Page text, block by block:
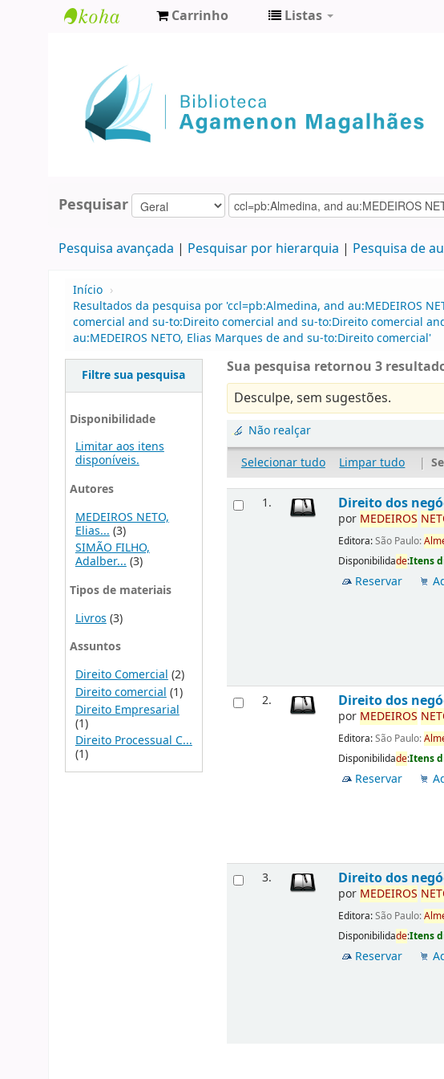
Agamenon
Magalhães
Carrinho Listas
Pesquisar
Pesquisa avançada Pesquisar por hierarquia Pesquisa de
Início ›
Resultados da pesquisa por 'ccl=pb:Almedina, and au:MEDEIROS
comercial and su-to:Direito comercial and su-to:Direito comercial
au:MEDEIROS NETO, Elias Marques de and su-to:Direito comercial'
Filtre sua pesquisa
Disponibilidade
Limitar aos itens
disponíveis.
Autores
MEDEIROS NETO,
Elias... (3)
SIMÃO FILHO,
Adalber...(3)
Tipos de materiais
Livros (3)
Assuntos
Direito Comercial (2)
Direito comercial (1)
Direito Empresarial
(1)
Direito Processual C...
(1)
Sua pesquisa retornou 3
Desculpe, sem sugestões.
Não realçar
Selecionar tudo
Limpar tudo |
1. Direito dos
por MEDEIROS
Editora:São Paulo:
Disponibilidade:Itens
Reservar
2. Direito dos
por MEDEIROS
Editora:São Paulo:
Disponibilidade:Itens
Reservar
3. Direito dos
por MEDEIROS
Editora:São Paulo:
Disponibilidade:Itens
Reservar